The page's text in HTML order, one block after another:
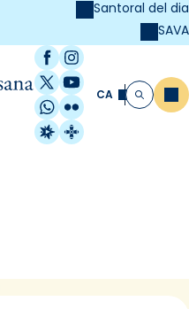
Santoral del dia
SAVA
Facebook
Instagram
X / Twitter
YouTube
WhatsApp
Flickr
Radio Estel
Catalunya
CA Cerca